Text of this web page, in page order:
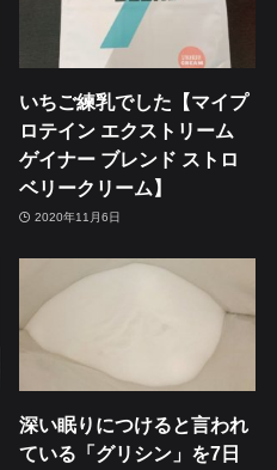
いちご練乳でした【マイプ
ロテイン エクストリーム
ゲイナー ブレンド ストロ
ベリークリーム】
2020年11月6日
深い眠りにつけると言われ
ている「グリシン」を7日